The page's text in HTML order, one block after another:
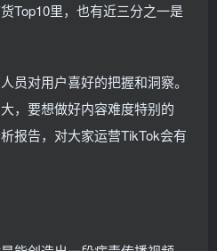
Top10里，也有近三分之一是
员对用户喜好的把握和洞察。
，要想做好内容难度特别的
报告，对大家运营TikTok会有